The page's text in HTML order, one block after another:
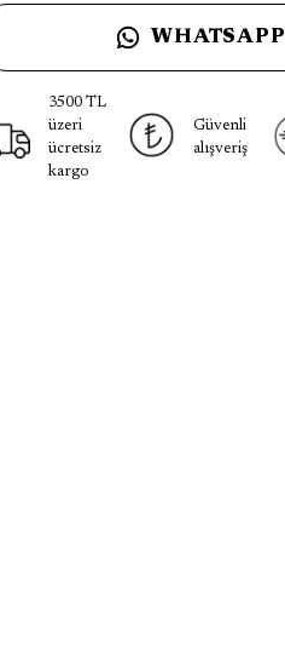
WHATSAPP
3500 TL
üzeri
ücretsiz
kargo
Güvenli
alışveriş